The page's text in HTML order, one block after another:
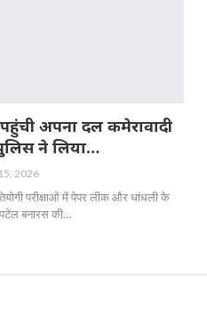
अपना दल कमेरावादी
ने लिया…
2026
परीक्षाओं में पेपर लीक और धांधली के
बनारस की…